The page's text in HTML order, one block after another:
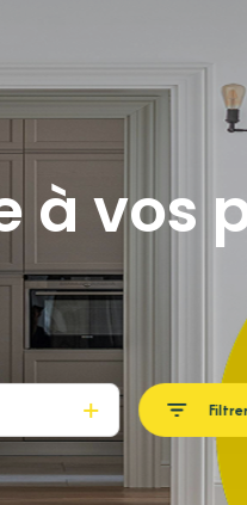
à vos
Filtrer